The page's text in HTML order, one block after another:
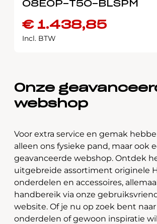
08E0P-T50-BLSPM
€1.438,85
Incl. BTW
Onze
webshop
Voor extra service en gemak
alleen ons fysieke pand, maar ook
geavanceerde webshop. Ontdek
uitgebreide assortiment originele
onderdelen en accessoires,
handbereik via onze
website. Of je nu op zoek bent
onderdelen of gewoon inspiratie